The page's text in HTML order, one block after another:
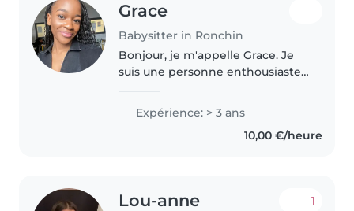
Grace
Babysitter in Ronchin
Bonjour, je m'appelle Grace. Je
suis une personne enthousiaste ,
J'aime beaucoup m'occuper des
enfants et créer un
environnement rassurant et
Expérience: > 3 ans
10,00 €/heure
Lou-anne 1